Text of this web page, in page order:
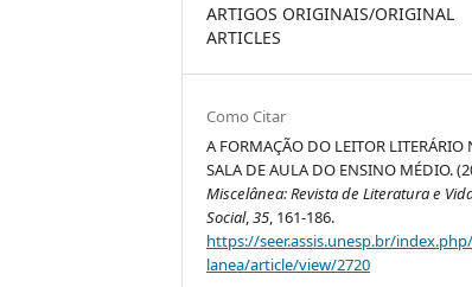
ARTIGOS ORIGINAIS/ORIGINAL
ARTICLES
Como Citar
A FORMAÇÃO DO LEITOR LITERÁRIO
SALA DE AULA DO ENSINO MÉDIO.
Miscelânea: Revista de Literatura e
Social,35, 161-186.
https://seer.assis.unesp.br/
lanea/article/view/2720